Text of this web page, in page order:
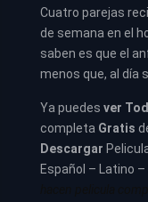
Cuatro parejas
de semana en el
saben es que el
menos que, al día
Ya puedes ver
completa Gratis
Descargar
Español – Latino